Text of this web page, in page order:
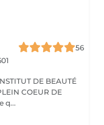
56
COEUR DE
q...